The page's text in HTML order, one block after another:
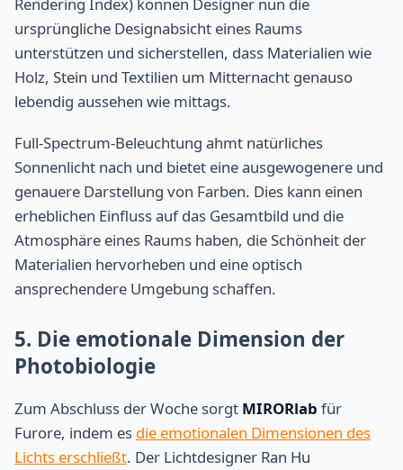
Rendering Index) können Designer nun die
ursprüngliche Designabsicht eines Raums
unterstützen und sicherstellen, dass Materialien wie
Holz, Stein und Textilien um Mitternacht genauso
lebendig aussehen wie mittags.
Full-Spectrum-Beleuchtung ahmt natürliches
Sonnenlicht nach und bietet eine ausgewogenere und
genauere Darstellung von Farben. Dies kann einen
erheblichen Einfluss auf das Gesamtbild und die
Atmosphäre eines Raums haben, die Schönheit der
Materialien hervorheben und eine optisch
ansprechendere Umgebung schaffen.
5. Die emotionale Dimension der
Photobiologie
Zum Abschluss der Woche sorgt MIRORlab für
Furore, indem es die emotionalen Dimensionen des
Lichts erschließt. Der Lichtdesigner Ran Hu